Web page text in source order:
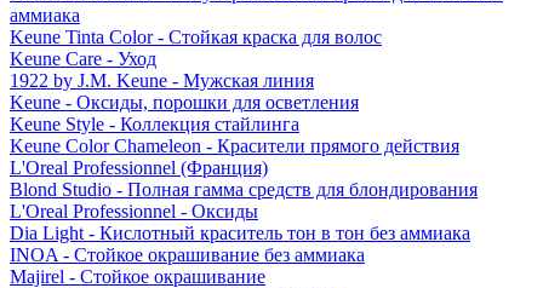
аммиака
Keune Tinta Color - Стойкая краска для волос
Keune Care - Уход
1922 by J.M. Keune - Мужская линия
Keune - Оксиды, порошки для осветления
Keune Style - Коллекция стайлинга
Keune Color Chameleon - Красители прямого действия
L'Oreal Professionnel (Франция)
Blond Studio - Полная гамма средств для блондирования
L'Oreal Professionnel - Оксиды
Dia Light - Кислотный краситель тон в тон без аммиака
INOA - Стойкое окрашивание без аммиака
Majirel - Стойкое окрашивание